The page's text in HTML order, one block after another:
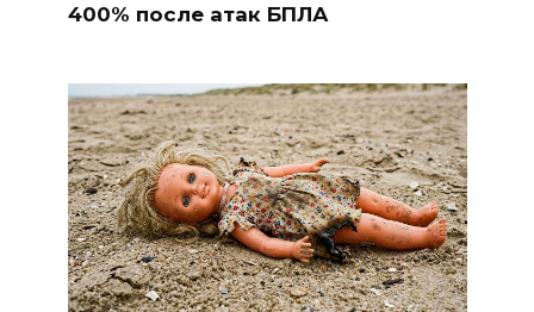
400% после атак БПЛА